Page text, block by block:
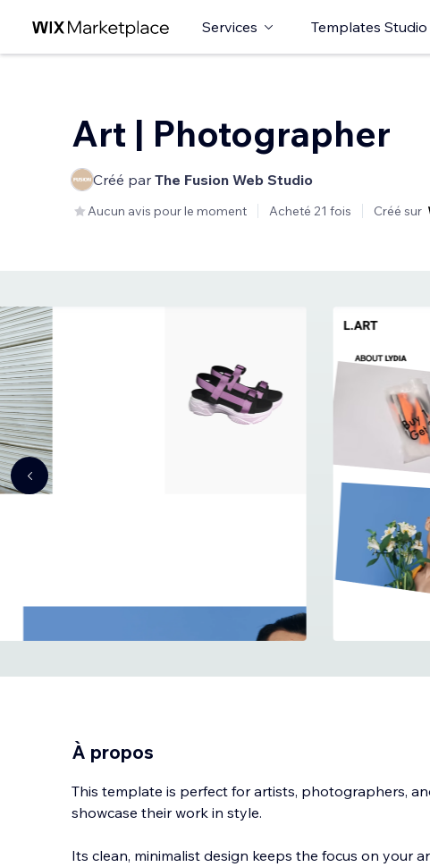
Services Templates Studio
Art | Photographer
Créé par The Fusion Web Studio
Aucun avis pour le moment Acheté 21 fois Créé sur
À propos
This template is perfect for artists, photographers,
showcase their work in style.
Its clean, minimalist design keeps the focus on your